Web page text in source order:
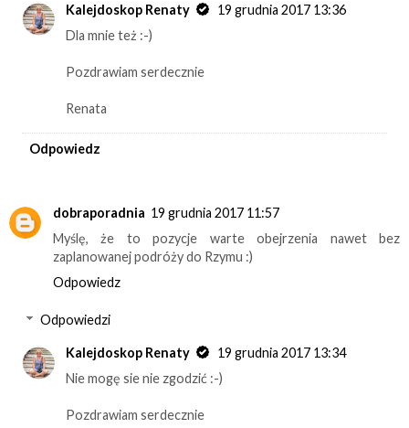
Kalejdoskop Renaty
19 grudnia 2017 13:36
Dla mnie też :-)
Pozdrawiam serdecznie
Renata
Odpowiedz
dobraporadnia 19 grudnia 2017 11:57
Myślę, że to pozycje warte obejrzenia nawet bez
zaplanowanej podróży do Rzymu :)
Odpowiedz
Odpowiedzi
Kalejdoskop Renaty
19 grudnia 2017 13:34
Nie mogę sie nie zgodzić :-)
Pozdrawiam serdecznie